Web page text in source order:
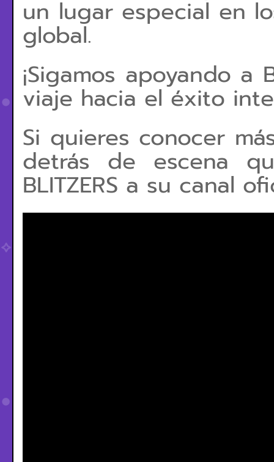
un lugar especial en
global.
¡Sigamos apoyando a
viaje hacia el éxito
Si quieres conocer
detrás de escena
BLITZERS a su canal